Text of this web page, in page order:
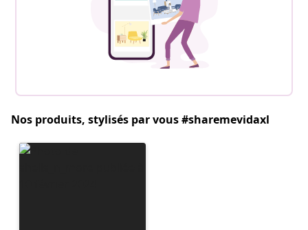
Nos produits, stylisés par vous #sharemevidaxl